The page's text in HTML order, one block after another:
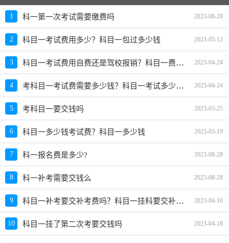
1 科一第一次考试需要缴费吗 2023-08-28
2 科目一考试费用多少？科目一包过多少钱 2023-05-12
3 科目一考试费用自费还是驾校报销？科目一费用是多少 2023-04-24
4 考科目一考试费需要多少钱？科目一考试多少钱费用 2023-04-24
5 考科目一要交钱吗 2023-03-25
6 科目一多少钱考试费？科目一多少钱 2023-03-19
7 科一报名费是多少? 2023-08-28
8 科一补考需要交钱么 2023-08-28
9 科目一补考要交补考费吗？科目一挂科要交补考费吗 2023-04-18
10 科目一挂了第二次考要交钱吗 2023-04-18